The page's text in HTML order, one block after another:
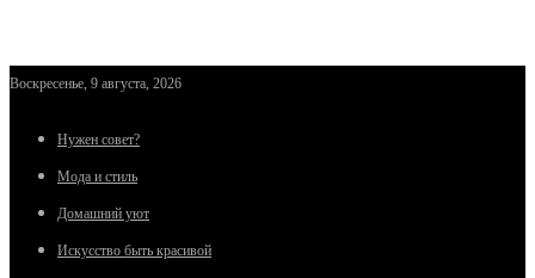
Воскресенье, 9 августа, 2026
Нужен совет?
Мода и стиль
Домашний уют
Искусство быть красивой